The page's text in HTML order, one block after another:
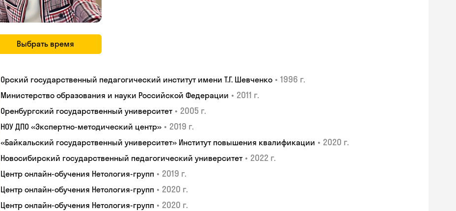
Выбрать время
Орский государственный педагогический институт имени Т.Г. Шевченко • 1996 г.
Министерство образования и науки Российской Федерации • 2011 г.
Оренбургский государственный университет • 2005 г.
НОУ ДПО «Экспертно-методический центр» • 2019 г.
«Байкальский государственный университет» Институт повышения квалификации • 2020 г.
Новосибирский государственный педагогический университет • 2022 г.
Центр онлайн-обучения Нетология-групп • 2019 г.
Центр онлайн-обучения Нетология-групп • 2020 г.
Центр онлайн-обучения Нетология-групп • 2020 г.